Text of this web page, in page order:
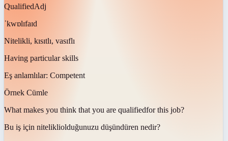
QualifiedAdj
ˈkwɒlɪfaɪd
Nitelikli, kısıtlı, vasıflı
Having particular skills
Eş anlamlılar: Competent
Örnek Cümle
What makes you think that you are qualifiedfor this job?
Bu iş için nitelikliolduğunuzu düşündüren nedir?